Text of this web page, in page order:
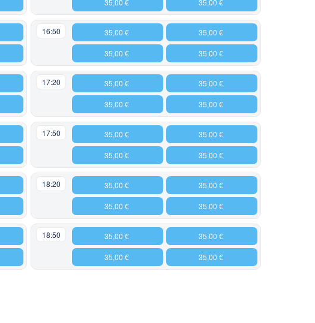
35,00 € 35,00 €
16:50 35,00 €
35,00 €
35,00 €
35,00 €
17:20 35,00 €
35,00 €
35,00 €
35,00 €
17:50 35,00 €
35,00 €
35,00 €
35,00 €
18:20 35,00 €
35,00 €
35,00 €
35,00 €
18:50 35,00 €
35,00 €
35,00 €
35,00 €